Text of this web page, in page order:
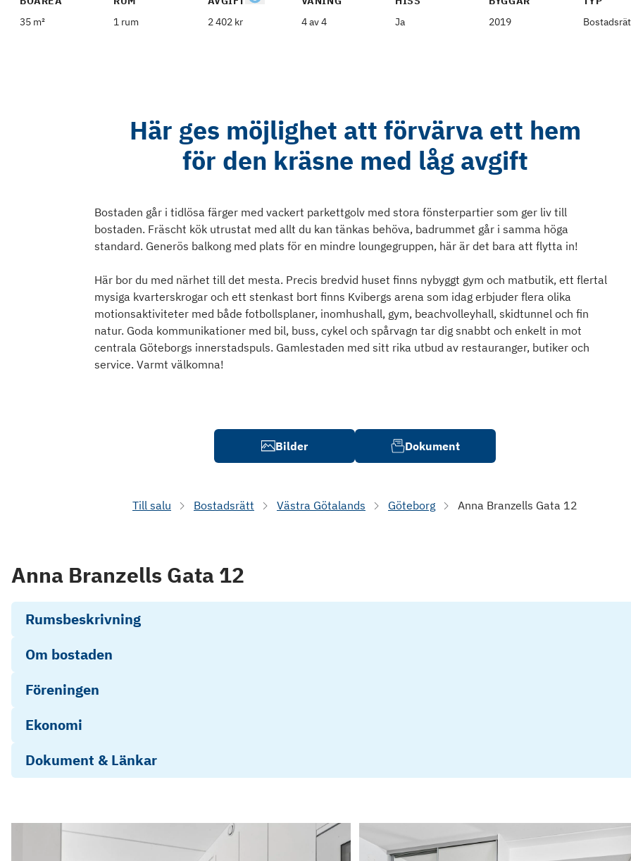
35 m²
1 rum
2 402 kr
4 av 4
Ja
2019
Här ges möjlighet att förvärva ett hem
för den kräsne med låg avgift
Bostaden går i tidlösa färger med vackert parkettgolv med stora fönsterpartier som ger liv till
bostaden. Fräscht kök utrustat med allt du kan tänkas behöva, badrummet går i samma höga
standard. Generös balkong med plats för en mindre loungegruppen, här är det bara att flytta in!
Här bor du med närhet till det mesta. Precis bredvid huset finns nybyggt gym och matbutik, ett flertal
mysiga kvarterskrogar och ett stenkast bort finns Kvibergs arena som idag erbjuder flera olika
motionsaktiviteter med både fotbollsplaner, inomhushall, gym, beachvolleyhall, skidtunnel och fin
natur. Goda kommunikationer med bil, buss, cykel och spårvagn tar dig snabbt och enkelt in mot
centrala Göteborgs innerstadspuls. Gamlestaden med sitt rika utbud av restauranger, butiker och
service. Varmt välkomna!
Bilder Dokument
Till salu Bostadsrätt Västra Götalands Göteborg Anna Branzells Gata 12
Anna Branzells Gata 12
Rumsbeskrivning
Om bostaden
Föreningen
Ekonomi
Dokument & Länkar
Play